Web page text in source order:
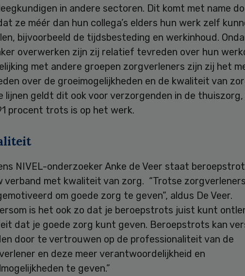
in andere sectoren. Dit komt met name
ze méér dan hun collega’s elders hun werk zelf
bijvoorbeeld de tijdsbesteding en werkinhoud.
overwerken zijn zij relatief tevreden over hun
met andere groepen zorgverleners zijn zij het
over de groeimogelijkheden en de kwaliteit van
lijnen geldt dit ook voor verzorgenden in de thuiszorg,
procent trots is op het werk.
NIVEL-onderzoeker Anke de Veer staat
verband met kwaliteit van zorg. “Trotse
om goede zorg te geven”, aldus De Veer.
is het ook zo dat je beroepstrots juist kunt
dat je goede zorg kunt geven. Beroepstrots kan
door te vertrouwen op de professionaliteit van de
en deze meer verantwoordelijkheid en
te geven.”